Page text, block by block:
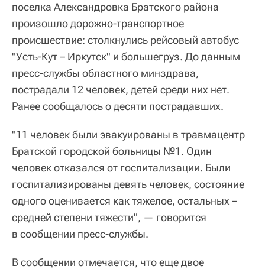
поселка Александровка Братского района
произошло дорожно-транспортное
происшествие: столкнулись рейсовый автобус
"Усть-Кут – Иркутск" и большегруз. До данным
пресс-службы областного минздрава,
пострадали 12 человек, детей среди них нет.
Ранее сообщалось о десяти пострадавших.
"11 человек были эвакуированы в травмацентр
Братской городской больницы №1. Один
человек отказался от госпитализации. Были
госпитализированы девять человек, состояние
одного оценивается как тяжелое, остальных –
средней степени тяжести", — говорится
в сообщении пресс-службы.
В сообщении отмечается, что еще двое